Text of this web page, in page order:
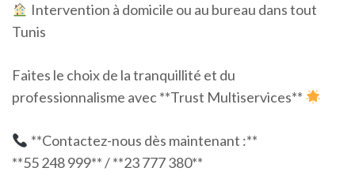
Intervention à domicile ou au bureau dans tout
Tunis
Faites le choix de la tranquillité et du
professionnalisme avec **Trust Multiservices**
**Contactez-nous dès maintenant :**
**55 248 999** / **23 777 380**